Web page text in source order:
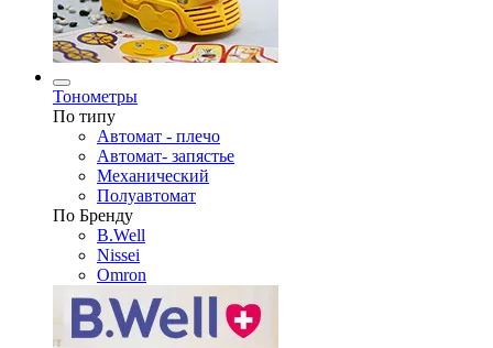
Тонометры
По типу
Автомат - плечо
Автомат- запястье
Механический
Полуавтомат
По Бренду
B.Well
Nissei
Omron